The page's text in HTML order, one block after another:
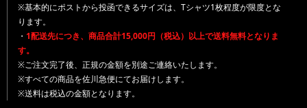
※基本的にポストから投函できるサイズは、Tシャツ1枚程度が限度とな
ります。
・ 1配送先につき、商品合計15,000円（税込）以上で送料無料となりま
す。
※ご注文完了後、正規の金額を別途ご連絡いたします。
※すべての商品を佐川急便にてお届けします。
※送料は税込の金額となります。